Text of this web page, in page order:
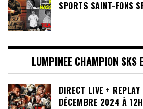
SPORTS SAINT-FONS
LUMPINEE CHAMPION SKS
DIRECT LIVE +
DÉCEMBRE 2024 À